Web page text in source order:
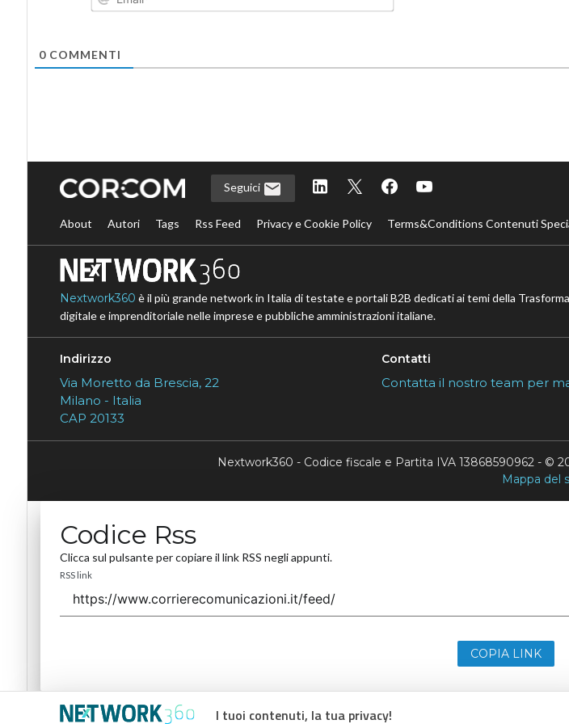
0COMMENTI
I tuoi contenuti, la tua privacy!
Seguici
About Autori Tags Rss Feed Privacy e Cookie Policy Terms&Conditions Contenuti
Nextwork360 è il più grande network in Italia di testate e portali B2B dedicati ai temi della
digitale e imprenditoriale nelle imprese e pubbliche amministrazioni italiane.
Indirizzo
Via Moretto da Brescia, 22
Milano - Italia
CAP 20133
Contatti
Contatta il nostro team per
Nextwork360 - Codice fiscale e Partita IVA 13868590962 - ©
Mappa del
Codice Rss
Clicca sul pulsante per copiare il link RSS negli appunti.
RSS link
COPIA LINK